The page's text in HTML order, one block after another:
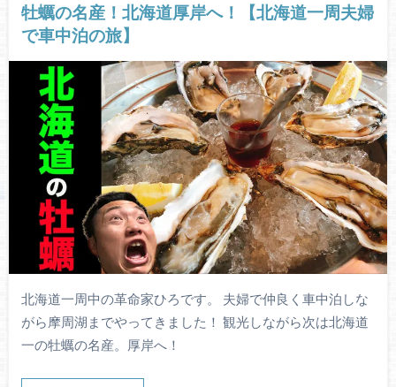
牡蠣の名産！北海道厚岸へ！【北海道一周夫婦
で車中泊の旅】
北海道一周中の革命家ひろです。 夫婦で仲良く車中泊しな
がら摩周湖までやってきました！ 観光しながら次は北海道
一の牡蠣の名産。厚岸へ！